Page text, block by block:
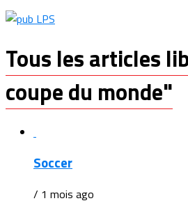
Tous les articles
coupe du monde"
Soccer
/ 1 mois ago